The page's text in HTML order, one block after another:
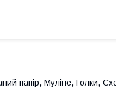
папір, Муліне, Голки,